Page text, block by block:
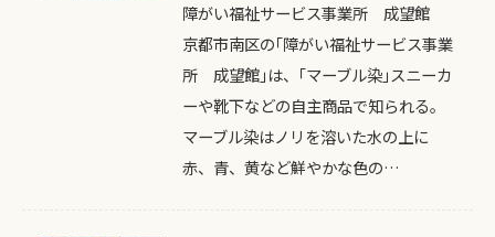
障がい福祉サービス事業所 成望館
京都市南区の｢障がい福祉サービス事業
所 成望館｣は、｢マーブル染｣スニーカ
ーや靴下などの自主商品で知られる。
マーブル染はノリを溶いた水の上に
赤、青、黄など鮮やかな色の…